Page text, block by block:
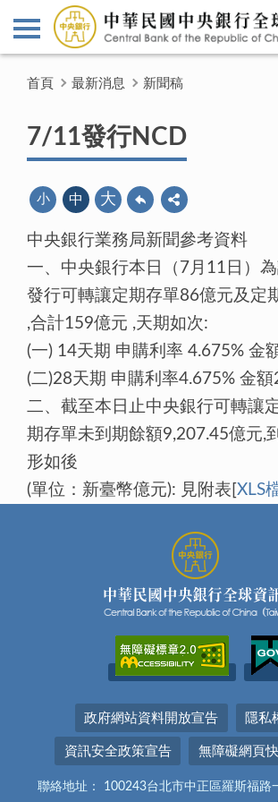
首頁 最新消息 新聞稿
7/11發行NCD
小 中 大
中央銀行業務局新聞參考資料
一、中央銀行本日（7月11日）為
發行可轉讓定期存單86億元及定
,合計159億元 ,天期如次:
(一) 14天期 申購利率 4.675% 金
(二)28天期 申購利率4.675% 金額
二、截至本日止中央銀行可轉讓
期存單未到期餘額9,207.45億元,
形如後
(單位：新臺幣億元): 見附表[XLS
政府網站資料開放宣告 隱私
資訊安全政策宣告 無障礙網頁
聯絡地址： 100243台北市中正區羅斯福路